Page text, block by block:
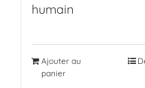
humain
Ajouter au
panier